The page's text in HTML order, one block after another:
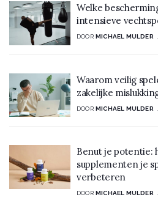
Welke
intensieve
DOOR MICHAEL MULDER
Waarom veilig
zakelijke
DOOR MICHAEL MULDER
Benut je potentie:
supplementen je
verbeteren
DOOR MICHAEL MULDER